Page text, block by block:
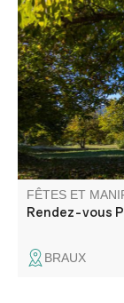
Patrimoine et
rencontre sur
FÊTES ET
Rendez-vous
BRAUX